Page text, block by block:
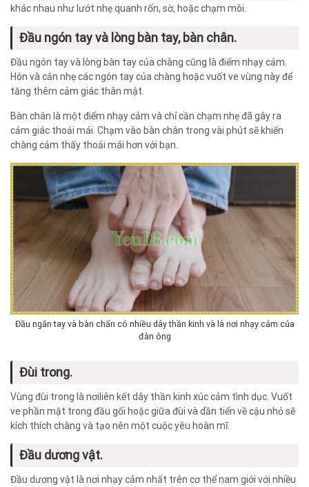
khác nhau như lướt nhẹ quanh rốn, sờ, hoặc chạm môi.
Đầu ngón tay và lòng bàn tay, bàn chân.
Đầu ngón tay và lòng bàn tay của chàng cũng là điểm nhạy cảm.
Hôn và cắn nhẹ các ngón tay của chàng hoặc vuốt ve vùng này để
tăng thêm cảm giác thân mật.
Bàn chân là một điểm nhạy cảm và chỉ cần chạm nhẹ đã gây ra
cảm giác thoải mái. Chạm vào bàn chân trong vài phút sẽ khiến
chàng cảm thấy thoải mái hơn với bạn.
Đầu ngắn tay và bàn chấn có nhiều dây thần kinh và là nơi nhạy cảm của
đàn ông
Đùi trong.
Vùng đùi trong là nơiliên kết dây thần kinh xúc cảm tình dục. Vuốt
ve phần mặt trong đầu gối hoặc giữa đùi và dần tiến về cậu nhỏ sẽ
kích thích chàng và tạo nên một cuộc yêu hoàn mĩ.
Đầu dương vật.
Đầu dương vật là nơi nhạy cảm nhất trên cơ thể nam giới với nhiều